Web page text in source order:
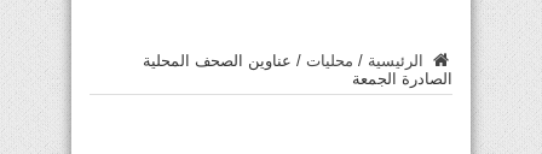
الرئيسية / محليات / عناوين الصحف المحلية
الصادرة الجمعة